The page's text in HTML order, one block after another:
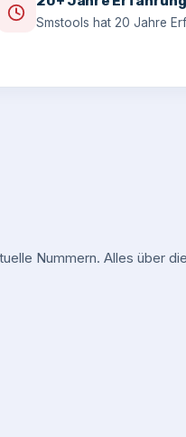
Smstools hat 20 Jahre
Nummern. Alles über